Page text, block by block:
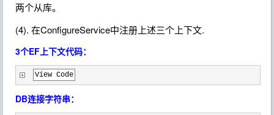
两个从库。
(4). 在ConfigureService中注册上述三个上下文.
3个EF上下文代码：
View Code
DB连接字符串：